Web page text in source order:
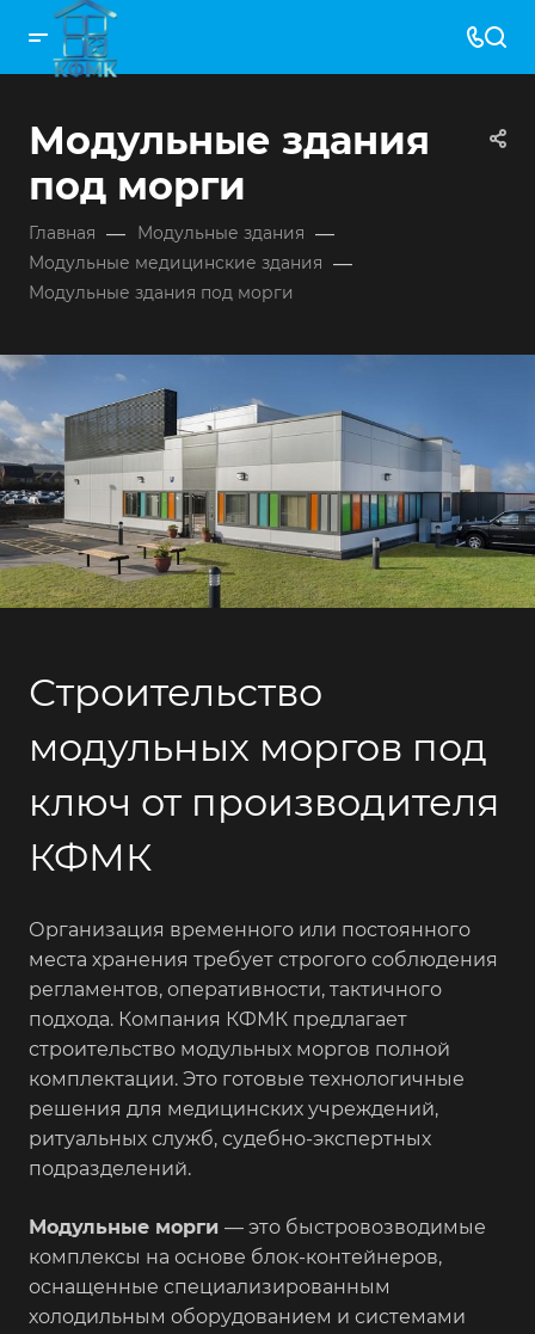
Модульные здания
под морги
Главная — Модульные здания —
Модульные медицинские здания —
Модульные здания под морги
Строительство
модульных моргов под
ключ от производителя
КФМК
Организация временного или постоянного
места хранения требует строгого соблюдения
регламентов, оперативности, тактичного
подхода. Компания КФМК предлагает
строительство модульных моргов полной
комплектации. Это готовые технологичные
решения для медицинских учреждений,
ритуальных служб, судебно-экспертных
подразделений.
Модульные морги — это быстровозводимые
комплексы на основе блок-контейнеров,
оснащенные специализированным
холодильным оборудованием и системами